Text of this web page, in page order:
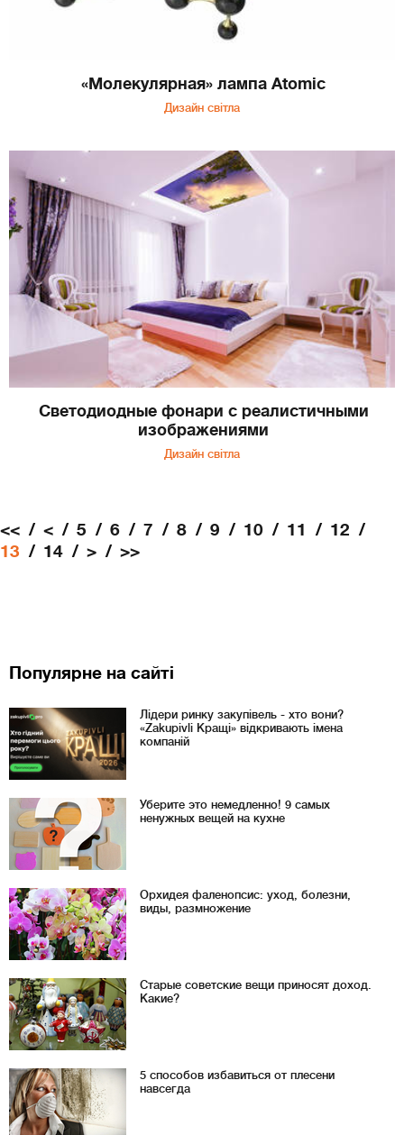
«Молекулярная» лампа Atomic
Дизайн світла
Светодиодные фонари с реалистичными
изображениями
Дизайн світла
<< < 5 6 7 8 9 10 11
12
13
14 > >>
Популярне на сайті
Лідери ринку закупівель - хто вони?
«Zakupivli Кращі» відкривають імена
компаній
Уберите это немедленно! 9 самых
ненужных вещей на кухне
Орхидея фаленопсис: уход, болезни,
виды, размножение
Старые советские вещи приносят доход.
Какие?
5 способов избавиться от плесени
навсегда